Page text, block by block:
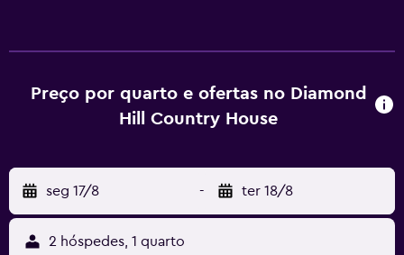
O pequeno-almoço é servido a partir de um extenso
menu todas as manhãs, com opções continentais
fica a menos de 10 minutos de carro e 9 campos de golfe
estão localizados a cerca de 30 minutos de carro do B&B.
A famosa Casa de Waterford Crystal fica apenas a 10
minutos de carro e a Estrada N25 pode ser alcançada em 5
Preço por quarto e ofertas no Diamond
Hill Country House
seg 17/8 - ter 18/8
2 hóspedes, 1 quarto